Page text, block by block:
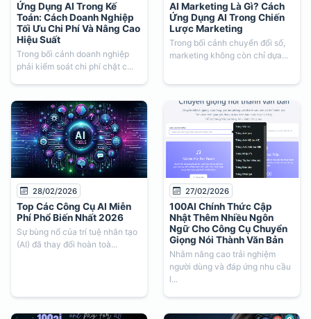
Ứng Dụng AI Trong Kế
Toán: Cách Doanh Nghiệp
Tối Ưu Chi Phí Và Nâng Cao
Hiệu Suất
Trong bối cảnh doanh nghiệp
phải kiểm soát chi phí chặt c...
AI Marketing Là Gì? Cách
Ứng Dụng AI Trong Chiến
Lược Marketing
Trong bối cảnh chuyển đổi số,
marketing không còn chỉ dựa...
28/02/2026
Top Các Công Cụ AI Miễn
Phí Phổ Biến Nhất 2026
Sự bùng nổ của trí tuệ nhân tạo
(AI) đã thay đổi hoàn toà...
27/02/2026
100AI Chính Thức Cập
Nhật Thêm Nhiều Ngôn
Ngữ Cho Công Cụ Chuyển
Giọng Nói Thành Văn Bản
Nhằm nâng cao trải nghiệm
người dùng và đáp ứng nhu cầu
l...